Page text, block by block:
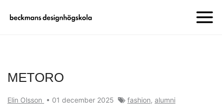
METORO
Elin Olsson • 01 december 2025 fashion, alumni